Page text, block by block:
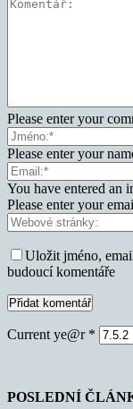
Please enter your
Please enter your
You have entered an
Please enter your
Uložit jméno,
budoucí komentáře
Current ye@r *
POSLEDNÍ